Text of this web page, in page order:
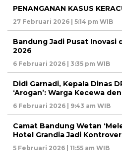
PENANGANAN KASUS
27 Februari 2026 | 5:14 pm WIB
Bandung Jadi Pusat Inovasi
2026
6 Februari 2026 | 3:35 pm WIB
Didi Garnadi, Kepala Dinas
‘Arogan’: Warga Kecewa
6 Februari 2026 | 9:43 am WIB
Camat Bandung Wetan
Hotel Grandia Jadi
5 Februari 2026 | 11:55 am WIB